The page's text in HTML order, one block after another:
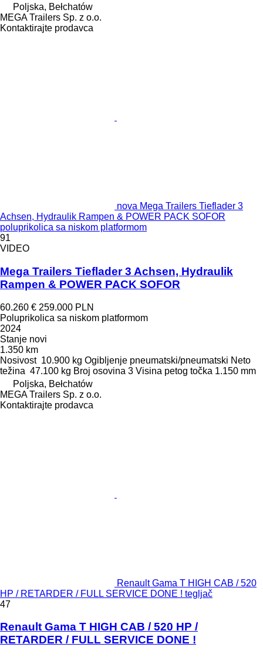
Poljska, Bełchatów
MEGA Trailers Sp. z o.o.
Kontaktirajte prodavca
nova Mega Trailers Tieflader 3
Achsen, Hydraulik Rampen & POWER PACK SOFOR
poluprikolica sa niskom platformom
91
VIDEO
Mega Trailers Tieflader 3 Achsen, Hydraulik
Rampen & POWER PACK SOFOR
60.260 € 259.000 PLN
Poluprikolica sa niskom platformom
2024
Stanje novi
1.350 km
Nosivost 10.900 kg Ogibljenje pneumatski/pneumatski Neto
težina 47.100 kg Broj osovina 3 Visina petog točka 1.150 mm
Poljska, Bełchatów
MEGA Trailers Sp. z o.o.
Kontaktirajte prodavca
Renault Gama T HIGH CAB / 520
HP / RETARDER / FULL SERVICE DONE ! tegljač
47
Renault Gama T HIGH CAB / 520 HP /
RETARDER / FULL SERVICE DONE !